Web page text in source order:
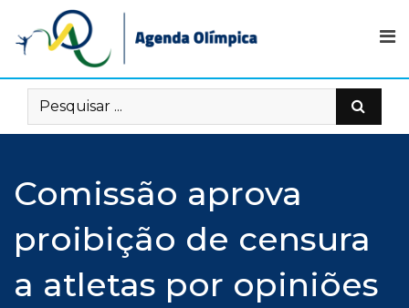
content
Comissão aprova
proibição de censura
a atletas por opiniões